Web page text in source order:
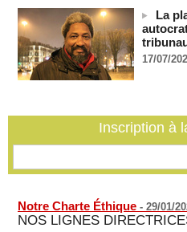
La
17/07/
Inscription à
Notre Charte Éthique - 29/01/
NOS LIGNES